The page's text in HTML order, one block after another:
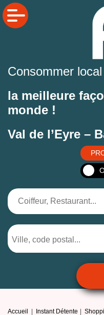
Consommer
la meilleure
monde !
Val de l’Eyre –
Accueil Instant Détente